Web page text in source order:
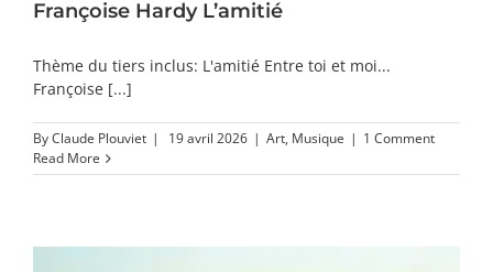
Françoise Hardy L’amitié
Thème du tiers inclus: L'amitié Entre toi et moi...
Françoise [...]
ByClaude Plouviet | 19 avril 2026 | Art, Musique | 1 Comment
Read More